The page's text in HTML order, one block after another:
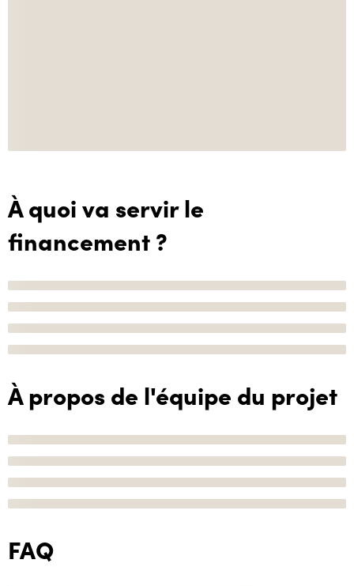
À quoi va servir le
financement ?
À propos de l'équipe du projet
FAQ